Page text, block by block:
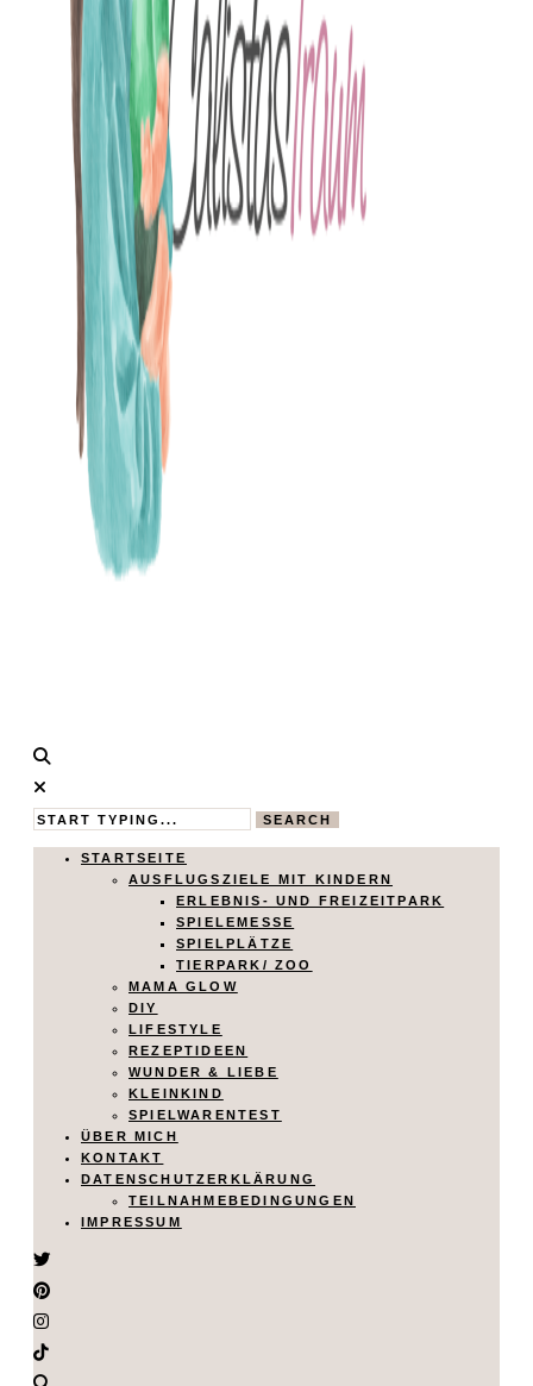
Calistas
Traum
MAMABLOG
SEARCH
STARTSEITE
AUSFLUGSZIELE MIT KINDERN
ERLEBNIS- UND FREIZEITPARK
SPIELEMESSE
SPIELPLÄTZE
TIERPARK/ ZOO
MAMA GLOW
DIY
LIFESTYLE
REZEPTIDEEN
WUNDER & LIEBE
KLEINKIND
SPIELWARENTEST
ÜBER MICH
KONTAKT
DATENSCHUTZERKLÄRUNG
TEILNAHMEBEDINGUNGEN
IMPRESSUM